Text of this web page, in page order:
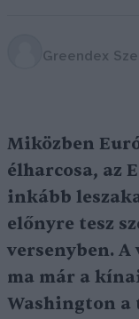
Greendex
Miközben
élharcosa, az
inkább
előnyre tesz
versenyben.
ma már a
Washington a